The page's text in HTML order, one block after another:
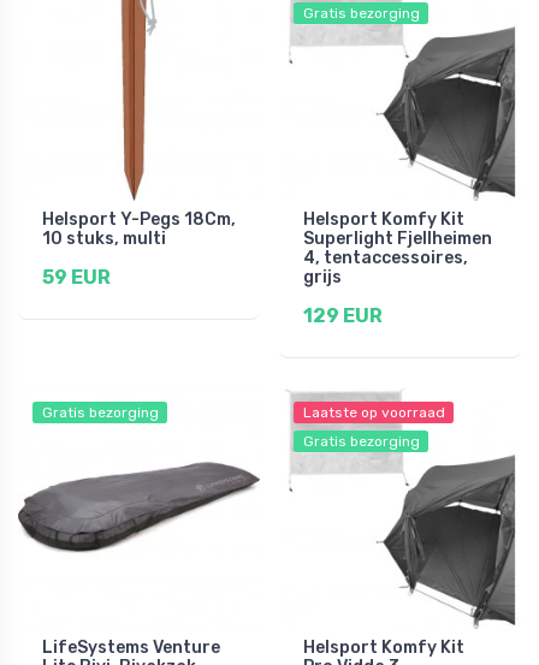
Helsport Y-Pegs 18Cm,
10 stuks, multi
59 EUR
Gratis bezorging
Helsport Komfy Kit
Superlight Fjellheimen
4, tentaccessoires,
grijs
129 EUR
Gratis bezorging
LifeSystems Venture
Laatste op voorraad
Gratis bezorging
Helsport Komfy Kit